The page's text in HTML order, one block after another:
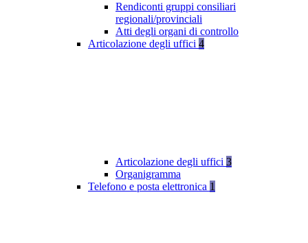
Rendiconti gruppi consiliari
regionali/provinciali
Atti degli organi di controllo
Articolazione degli uffici 4
Articolazione degli uffici 3
Organigramma
Telefono e posta elettronica 1